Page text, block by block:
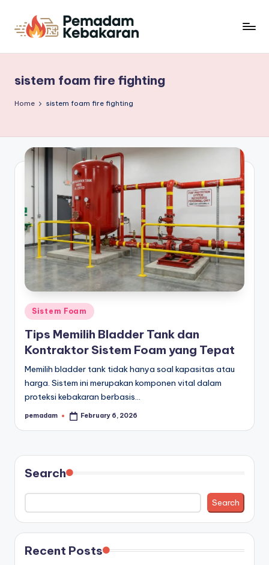
Skip
content
m
a
m
dan
Perlindungan
Kebakaran
sistem foam fire fighting
Home sistem foam fire fighting
Posted
in
Sistem Foam
Tips Memilih Bladder Tank dan
Kontraktor Sistem Foam yang Tepat
Memilih bladder tank tidak hanya soal kapasitas atau
harga. Sistem ini merupakan komponen vital dalam
proteksi kebakaran berbasis…
Posted
pemadam February 6, 2026
Search
Search
Recent Posts